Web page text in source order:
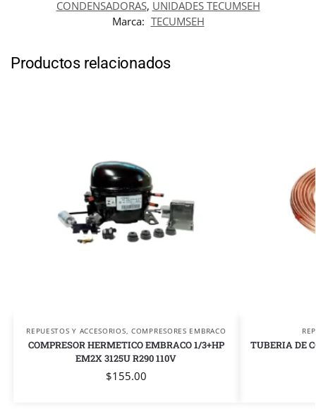
CONDENSADORAS, UNIDADES TECUMSEH
Marca: TECUMSEH
Productos relacionados
REPUESTOS Y ACCESORIOS COMPRESORES EMBRACO
COMPRESOR HERMETICO EMBRACO 1/3+HP
EM2X 3125U R290 110V
$155.00
TUBERIA DE